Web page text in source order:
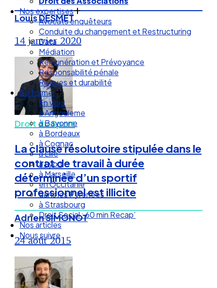
Nos expertises
Avocats enquêteurs
Conduite du changement et Restructuring
Data
Médiation
Rémunération et Prévoyance
Responsabilité pénale
Risques et durabilité
Se former
En visio
à Angouleme
à Bayonne
à Bordeaux
à Cognac
à Lille
à Lyon
à Marseille
en Occitanie
dans les Pyrénées
à Strasbourg
Droit Social : 60 min Recap’
Nos articles
Nous suivre
Louis DESMET
14 janvier 2020
Droit du Sport
La clause résolutoire stipulée dans le
contrat de travail à durée
déterminée d’un sportif
professionnel est illicite
Adrien SIMONOT
24 août 2015